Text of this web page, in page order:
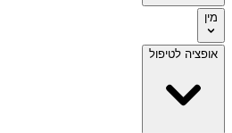
מין
אופציה לטיפול